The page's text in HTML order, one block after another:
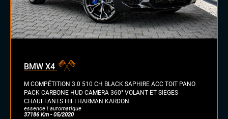
BMW X4
M COMPÉTITION 3.0 510 CH BLACK SAPHIRE ACC TOIT PANO
PACK CARBONE HUD CAMERA 360° VOLANT ET SIEGES
CHAUFFANTS HIFI HARMAN KARDON
essence | automatique
37186 Km - 05/2020